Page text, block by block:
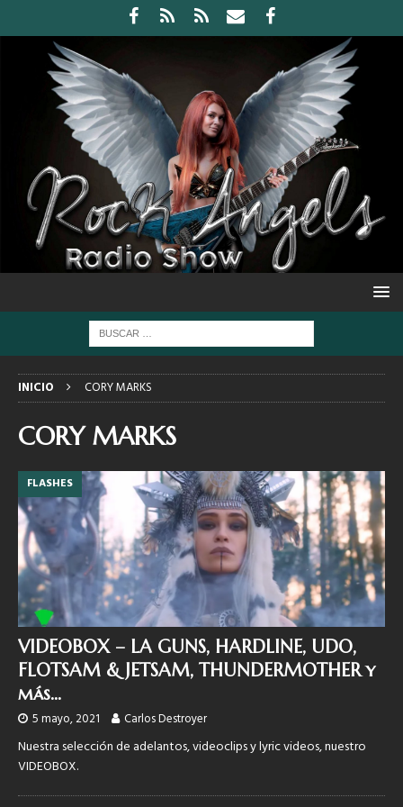
INICIO CORY MARKS
CORY MARKS
FLASHES
VIDEOBOX – LA GUNS, HARDLINE, UDO,
FLOTSAM & JETSAM, THUNDERMOTHER y
más…
5 mayo, 2021 Carlos Destroyer
Nuestra selección de adelantos, videoclips y lyric videos, nuestro
VIDEOBOX.